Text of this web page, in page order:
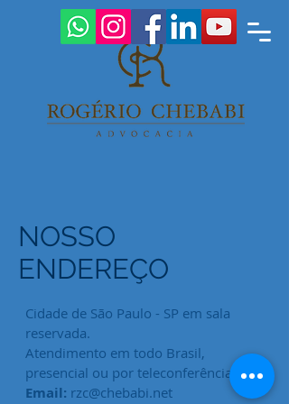
NOSSO
ENDEREÇO
Cidade de São Paulo - SP em sala
reservada.
Atendimento em todo Brasil,
presencial ou por teleconferência.
Email: rzc@chebabi.net